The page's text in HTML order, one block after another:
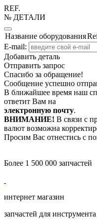
REF.
№ ДЕТАЛИ
Название оборудования
E-mail:
Добавить деталь
Отправить запрос
Спасибо за обращение!
Сообщение успешно
В ближайшее время наш
ответит Вам на
электронную почту.
ВНИМАНИЕ! В связи с
валют возможна
Просим Вас отнестись с
Более 1 500 000 запчастей
интернет магазин
запчастей для инструмента